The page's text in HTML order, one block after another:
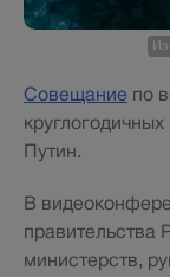
Совещание по
Путин.
В
правительства
министерств,